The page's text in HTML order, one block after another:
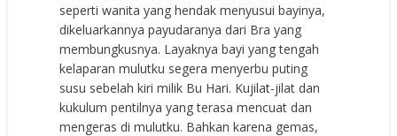
seperti wanita yang hendak menyusui bayinya,
dikeluarkannya payudaranya dari Bra yang
membungkusnya. Layaknya bayi yang tengah
kelaparan mulutku segera menyerbu puting
susu sebelah kiri milik Bu Hari. Kujilat-jilat dan
kukulum pentilnya yang terasa mencuat dan
mengeras di mulutku. Bahkan karena gemas,